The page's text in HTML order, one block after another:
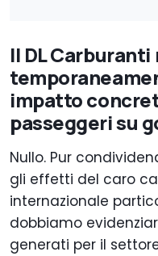
Il DL
impatto
passeggeri su
Nullo. Pur
gli effetti del caro
internazionale
dobbiamo
generati per il